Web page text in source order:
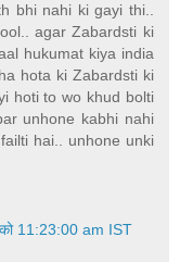
bhi nahi ki gayi thi..
agar Zabardsti ki
hukumat kiya india
hota ki Zabardsti ki
hoti to wo khud bolti
unhone kabhi nahi
hai.. unhone unki
को 11:23:00 am IST